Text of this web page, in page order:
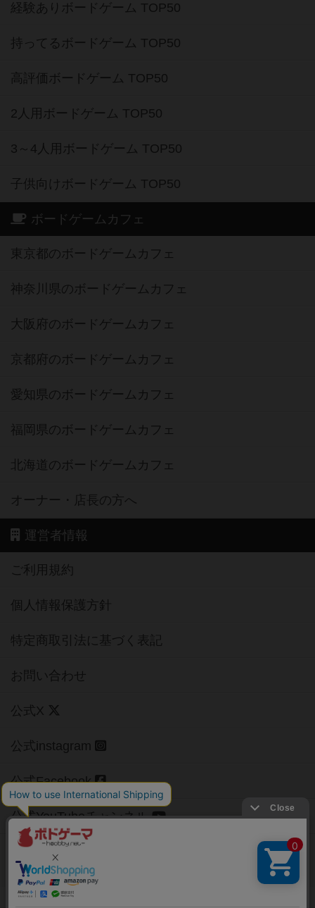
経験ありボードゲーム TOP50
持ってるボードゲーム TOP50
高評価ボードゲーム TOP50
2人用ボードゲーム TOP50
3～4人用ボードゲーム TOP50
子供向けボードゲーム TOP50
ボードゲームカフェ
東京都のボードゲームカフェ
神奈川県のボードゲームカフェ
大阪府のボードゲームカフェ
京都府のボードゲームカフェ
愛知県のボードゲームカフェ
福岡県のボードゲームカフェ
北海道のボードゲームカフェ
オーナー・店長の方へ
運営者情報
ご利用規約
個人情報保護方針
特定商取引法に基づく表記
お問い合わせ
公式X
公式instagram
公式Facebook
公式YouTubeチャンネル